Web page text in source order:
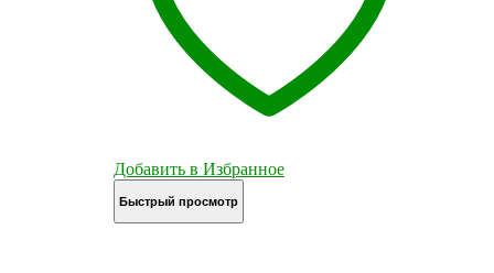
Добавить в Избранное
Быстрый просмотр